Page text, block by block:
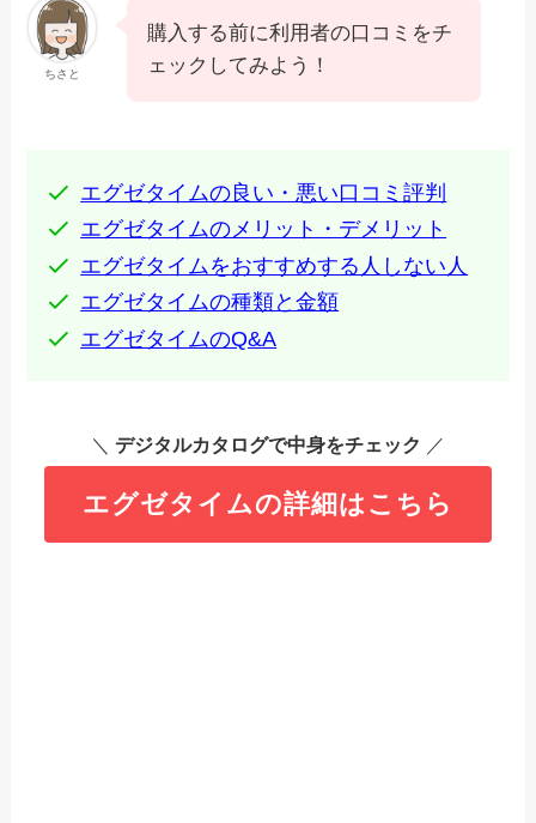
ちさと
購入する前に利用者の口コミをチ
ェックしてみよう！
エグゼタイムの良い・悪い口コミ評判
エグゼタイムのメリット・デメリット
エグゼタイムをおすすめする人しない人
エグゼタイムの種類と金額
エグゼタイムのQ&A
＼ デジタルカタログで中身をチェック ／
エグゼタイムの詳細はこちら